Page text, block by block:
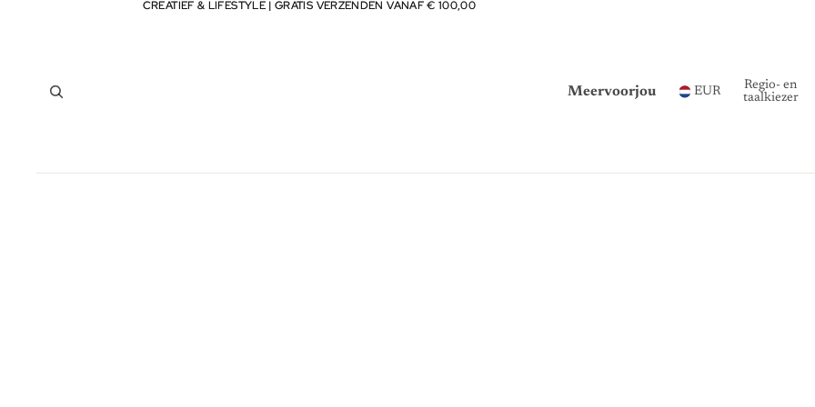
CREATIEF & LIFESTYLE | GRATIS VERZENDEN VANAF € 100,00
CREATIEF & LIFESTYLE | GRATIS VERZENDEN VANAF € 100,00
Meervoorjou EUR
Regio- en
taalkiezer